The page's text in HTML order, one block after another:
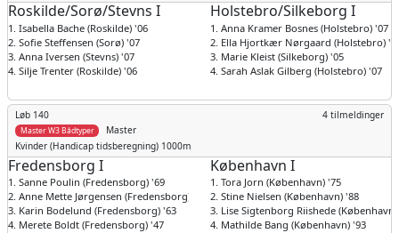
Roskilde/Sorø/Stevns I
1. Isabella Bache (Roskilde) '06
2. Sofie Steffensen (Sorø) '07
3. Anna Iversen (Stevns) '07
4. Silje Trenter (Roskilde) '06
Holstebro/Silkeborg I
1. Anna Kramer Bosnes (Holstebro) '07
2. Ella Hjortkær Nørgaard (Holstebro)
3. Marie Kleist (Silkeborg) '05
4. Sarah Aslak Gilberg (Holstebro) '07
Løb 140
Master
4 tilmeldinger
Master W3 Bådtyper
Kvinder (Handicap tidsberegning) 1000m
Fredensborg I
1. Sanne Poulin (Fredensborg) '69
2. Anne Mette Jørgensen (Fredensborg) '54
3. Karin Bodelund (Fredensborg) '63
4. Merete Boldt (Fredensborg) '47
København I
1. Tora Jorn (København) '75
2. Stine Nielsen (København) '88
3. Lise Sigtenborg Riishede
4. Mathilde Bang (København) '93